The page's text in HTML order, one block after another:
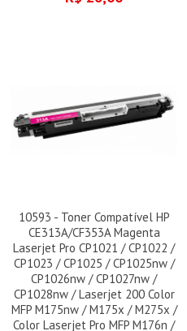
10593 - Toner Compatível HP
CE313A/CF353A Magenta
Laserjet Pro CP1021 / CP1022 /
CP1023 / CP1025 / CP1025nw /
CP1026nw / CP1027nw /
CP1028nw / Laserjet 200 Color
MFP M175nw / M175x / M275x /
Color Laserjet Pro MFP M176n /